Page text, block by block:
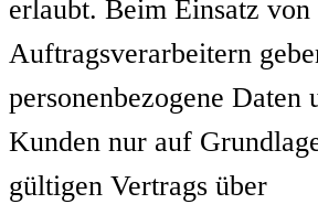
erlaubt. Beim Einsatz von
Auftragsverarbeitern
personenbezogene Daten
Kunden nur auf
gültigen Vertrags über